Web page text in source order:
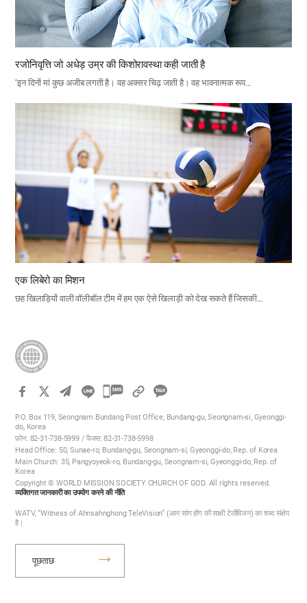
रजोनिवृत्ति जो अधेड़ उम्र की किशोरावस्था कही जाती है
‘इन दिनों मां कुछ अजीब लगती है। वह अक्सर चिढ़ जाती है। वह भावनात्मक रूप…
एक लिबेरो का मिशन
छह खिलाड़ियों वाली वॉलीबॉल टीम में हम एक ऐसे खिलाड़ी को देख सकते हैं जिसकी…
카
오
톡
공
하
기
P.O. Box 119, Seongnam Bundang Post Office, Bundang-gu, Seongnam-si, Gyeonggi-
do, Korea
फ़ोन: 82-31-738-5999 / फैक्स: 82-31-738-5998
Head Office: 50, Sunae-ro, Bundang-gu, Seongnam-si, Gyeonggi-do, Rep. of Korea
Main Church: 35, Pangyoyeok-ro, Bundang-gu, Seongnam-si, Gyeonggi-do, Rep. of
Korea
Copyright © WORLD MISSION SOCIETY CHURCH OF GOD. All rights reserved.
व्यक्तिगत जानकारी का उपयोग करने की नीति
WATV, “Witness of Ahnsahnghong TeleVision” (आन सांग होंग की साक्षी टेलीविजन) का शब्द संक्षेप
है।
पूछताछ